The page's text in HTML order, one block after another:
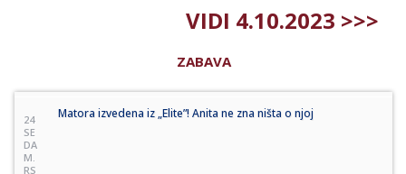
VIDI 4.10.2023 >>>
ZABAVA
24
SE
DA
M.
RS
Matora izvedena iz „Elite”! Anita ne zna ništa o njoj